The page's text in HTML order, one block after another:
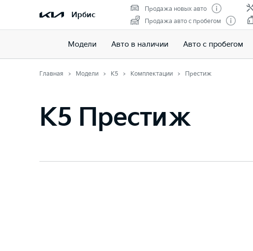
Ирбис
Продажа новых авто
Продажа авто с пробегом
Модели Авто в наличии Авто с пробегом
Главная Модели K5 Комплектации Престиж
K5 Престиж